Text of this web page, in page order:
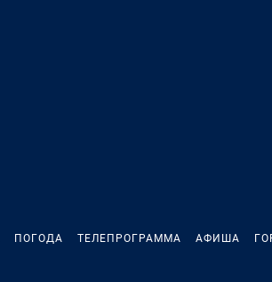
ПОГОДА ТЕЛЕПРОГРАММА АФИША